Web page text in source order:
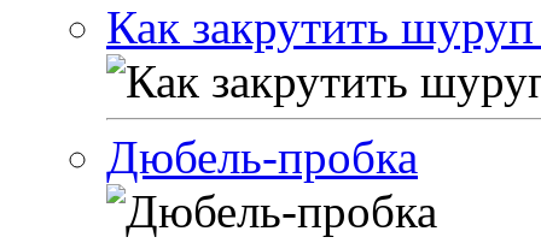
Как закрутить
Дюбель-пробка